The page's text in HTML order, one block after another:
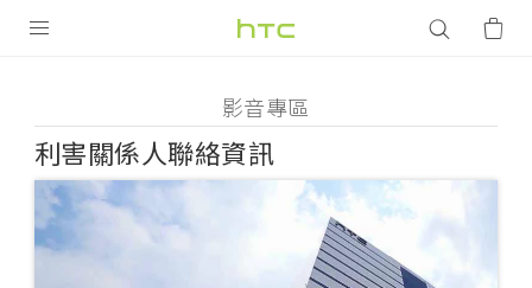
影
專VIVE
智能手機
影音專區
利害關係人聯絡資訊